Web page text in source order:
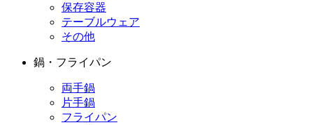
保存容器
テーブルウェア
その他
鍋・フライパン
両手鍋
片手鍋
フライパン